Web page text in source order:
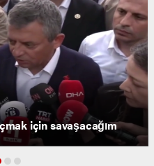
için savaşacağım